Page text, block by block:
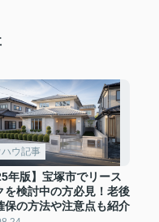
ハウ記事
年版】宝塚市でリース
を検討中の方必見！老後
保の方法や注意点も紹介